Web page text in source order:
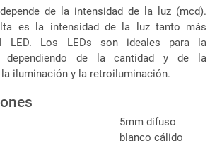
de la intensidad de la luz (mcd).
es la intensidad de la luz tanto más
LED. Los LEDs son ideales para la
dependiendo de la cantidad y de la
la iluminación y la retroiluminación.
5mm difuso
blanco cálido